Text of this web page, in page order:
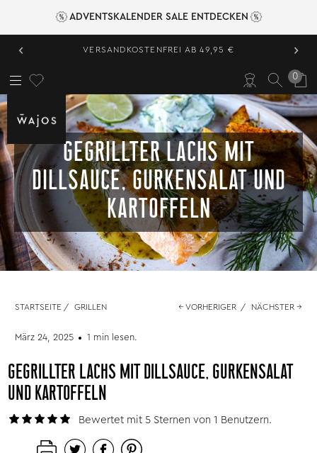
ADVENTSKALENDER SALE ENTDECKEN
‹ VERSANDKOSTENFREI AB 49,95 € ›
0
GEGRILLTER LACHS MIT
DILLSAUCE, GURKENSALAT UND
KARTOFFELN
STARTSEITE / GRILLEN ← VORHERIGER / NÄCHSTER →
März 24, 2025 1 min lesen.
GEGRILLTER LACHS MIT DILLSAUCE, GURKENSALAT
UND KARTOFFELN
Bewertet mit 5 Sternen von 1 Benutzern.